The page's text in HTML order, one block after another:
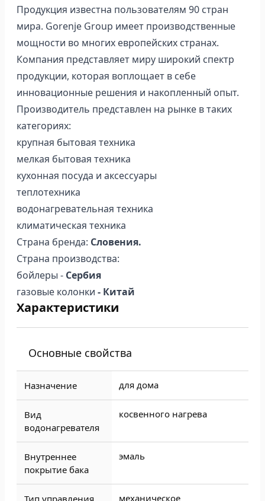
Продукция известна пользователям 90 стран
мира. Gorenje Group имеет производственные
мощности во многих европейских странах.
Компания представляет миру широкий спектр
продукции, которая воплощает в себе
инновационные решения и накопленный опыт.
Производитель представлен на рынке в таких
категориях:
крупная бытовая техника
мелкая бытовая техника
кухонная посуда и аксессуары
теплотехника
водонагревательная техника
климатическая техника
Страна бренда: Словения.
Страна производства:
бойлеры - Сербия
газовые колонки - Китай
Характеристики
Основные свойства
Назначение для дома
Вид
водонагревателя
косвенного нагрева
Внутреннее
покрытие бака
эмаль
Тип управления механическое